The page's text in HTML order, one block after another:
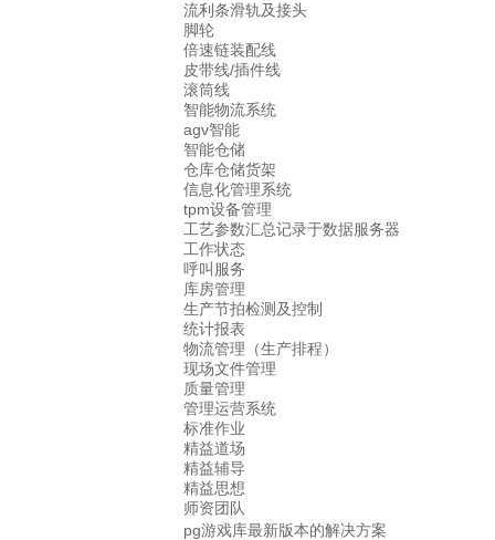
流利条滑轨及接头
脚轮
倍速链装配线
皮带线/插件线
滚筒线
智能物流系统
agv智能
智能仓储
仓库仓储货架
信息化管理系统
tpm设备管理
工艺参数汇总记录于数据服务器
工作状态
呼叫服务
库房管理
生产节拍检测及控制
统计报表
物流管理（生产排程）
现场文件管理
质量管理
管理运营系统
标准作业
精益道场
精益辅导
精益思想
师资团队
pg游戏库最新版本的解决方案